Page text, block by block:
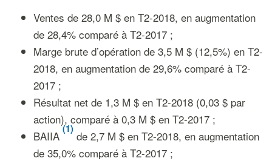
Ventes de 28,0 M $ en T2-2018, en augmentation
de 28,4% comparé à T2-2017 ;
Marge brute d’opération de 3,5 M $ (12,5%) en T2-
2018, en augmentation de 29,6% comparé à T2-
2017 ;
Résultat net de 1,3 M $ en T2-2018 (0,03 $ par
action), comparé à 0,3 M $ en T2-2017 ;
BAIIA (1) de 2,7 M $ en T2-2018, en augmentation
de 35,0% comparé à T2-2017 ;